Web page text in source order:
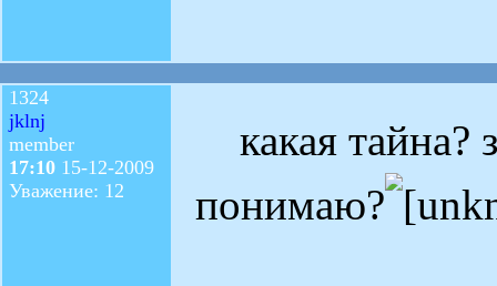
1324
jklnj
member
17:10 15-12-2009
Уважение: 12
какая тайна?
понимаю?